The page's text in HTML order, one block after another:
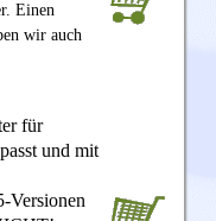
Einen
wir auch
für
und mit
Versionen